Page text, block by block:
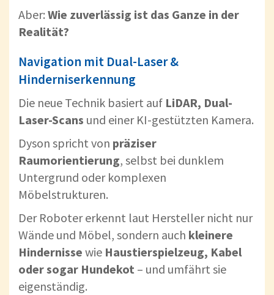
Aber: Wie zuverlässig ist das Ganze in der
Realität?
Navigation mit Dual-Laser &
Hinderniserkennung
Die neue Technik basiert auf LiDAR, Dual-
Laser-Scans und einer KI-gestützten Kamera.
Dyson spricht von präziser
Raumorientierung, selbst bei dunklem
Untergrund oder komplexen
Möbelstrukturen.
Der Roboter erkennt laut Hersteller nicht nur
Wände und Möbel, sondern auch kleinere
Hindernisse wie Haustierspielzeug, Kabel
oder sogar Hundekot – und umfährt sie
eigenständig.